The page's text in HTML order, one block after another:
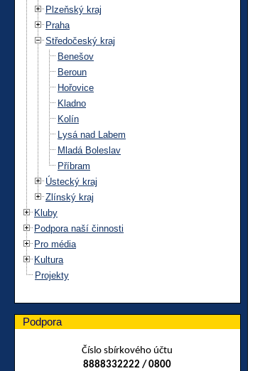
Plzeňský kraj
Praha
Středočeský kraj
Benešov
Beroun
Hořovice
Kladno
Kolín
Lysá nad Labem
Mladá Boleslav
Příbram
Ústecký kraj
Zlínský kraj
Kluby
Podpora naší činnosti
Pro média
Kultura
Projekty
Podpora
Číslo sbírkového účtu
8888332222 / 0800